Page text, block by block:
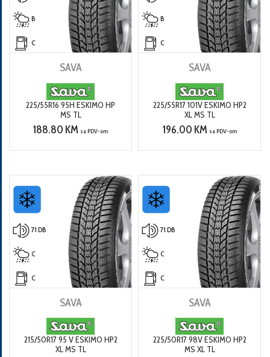
B
C
SAVA
225/55R16 95H ESKIMO HP
MS TL
188.80 KM sa PDV-om
B
C
SAVA
225/55R17 101V ESKIMO HP2
XL MS TL
196.00 KM sa PDV-om
71 DB
C
C
SAVA
215/50R17 95 V ESKIMO HP2
XL MS TL
71 DB
C
C
SAVA
225/50R17 98V ESKIMO HP2
MS XL TL